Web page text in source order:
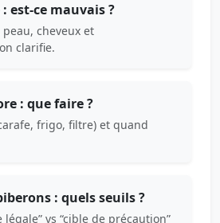
est-ce mauvais ?
cheveux et
clarifie.
: que faire ?
frigo, filtre) et quand
: quels seuils ?
vs “cible de précaution”